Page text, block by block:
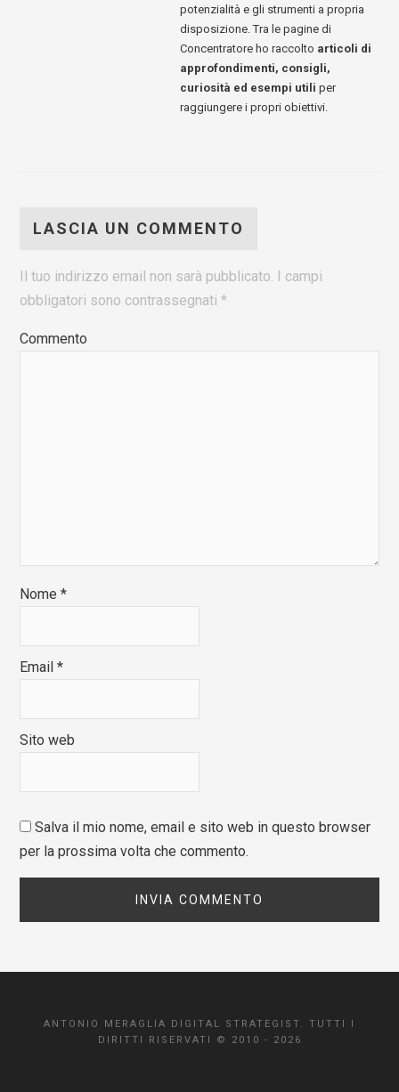
potenzialità e gli strumenti a propria
disposizione. Tra le pagine di
Concentratore ho raccolto articoli di
approfondimenti, consigli,
curiosità ed esempi utili per
raggiungere i propri obiettivi.
LASCIA UN COMMENTO
Il tuo indirizzo email non sarà pubblicato. I campi
obbligatori sono contrassegnati*
Commento
Nome*
Email*
Sito web
Salva il mio nome, email e sito web in questo browser
per la prossima volta che commento.
ANTONIO MERAGLIA DIGITAL STRATEGIST. TUTTI I
DIRITTI RISERVATI © 2010 - 2026